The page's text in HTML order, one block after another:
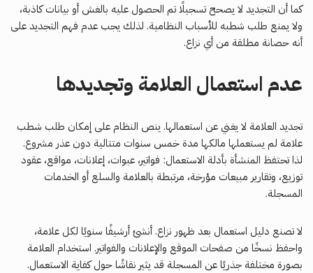
كما أن التجديد لا يصحح تسجيلًا تم الحصول عليه بالغش أو بيانات كاذبة،
ولا يمنع طلب شطبه للأسباب النظامية. لذلك يجب عدم فهم التجديد على
أنه حصانة مطلقة من أي نزاع.
عدم استعمال العلامة وتجديدها
تجديد العلامة لا يغني عن استعمالها. ينص النظام على إمكان طلب شطب
علامة لم يستعملها مالكها مدة خمس سنوات متتالية دون عذر مشروع.
لذا تحتفظ المنشأة بأدلة الاستعمال: فواتير، عبوات، إعلانات، مواقع، عقود
توزيع، وتقارير مبيعات مؤرخة، مرتبطة بالعلامة والسلع أو الخدمات
المسجلة.
لا تصنع دليل استعمال بعد ظهور نزاع. أنشئ أرشيفًا سنويًا لكل علامة،
واحفظ نسخًا من صفحات الموقع والإعلانات والفواتير. استخدام العلامة
بصورة مختلفة جذريًا عن المسجلة قد يثير نقاشًا حول كفاية الاستعمال.